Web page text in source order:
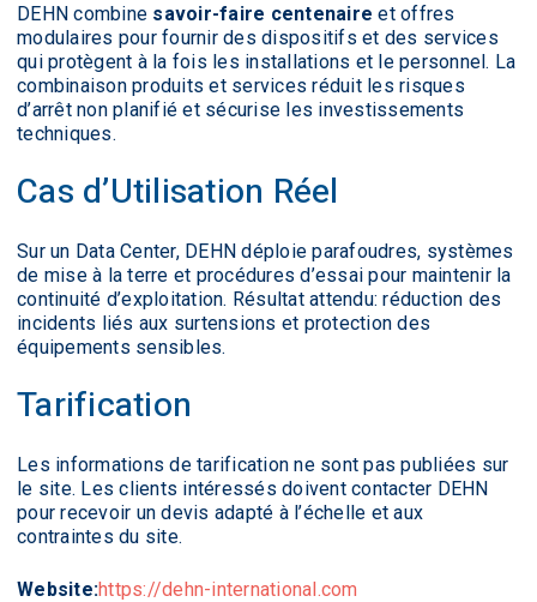
DEHN combine savoir-faire centenaire et offres
modulaires pour fournir des dispositifs et des services
qui protègent à la fois les installations et le personnel. La
combinaison produits et services réduit les risques
d’arrêt non planifié et sécurise les investissements
techniques.
Cas d’Utilisation Réel
Sur un Data Center, DEHN déploie parafoudres, systèmes
de mise à la terre et procédures d’essai pour maintenir la
continuité d’exploitation. Résultat attendu: réduction des
incidents liés aux surtensions et protection des
équipements sensibles.
Tarification
Les informations de tarification ne sont pas publiées sur
le site. Les clients intéressés doivent contacter DEHN
pour recevoir un devis adapté à l’échelle et aux
contraintes du site.
Website:https://dehn-international.com